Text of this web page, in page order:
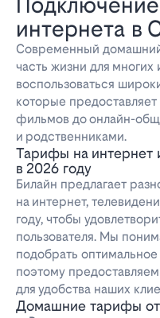
интернета в
Современный
часть жизни для
воспользоваться
которые
фильмов до онлайн-
и родственниками.
Тарифы на интернет
в 2026 году
Билайн предлагает
на интернет,
году, чтобы
пользователя. Мы
подобрать
поэтому
для удобства наших
Домашние тарифы от